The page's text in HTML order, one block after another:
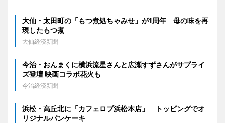
大仙・太田町の「もつ煮処ちゃみせ」が1周年 母の味を再
現したもつ煮
大仙経済新聞
今治・おんまくに横浜流星さんと広瀬すずさんがサプライ
ズ登壇 映画コラボ花火も
今治経済新聞
浜松・高丘北に「カフェロブ浜松本店」 トッピングでオ
リジナルパンケーキ